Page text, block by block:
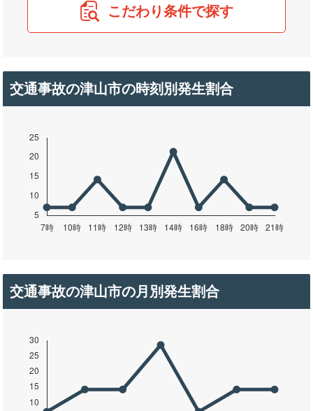
こだわり条件で探す
交通事故の津山市の時刻別発生割合
交通事故の津山市の月別発生割合